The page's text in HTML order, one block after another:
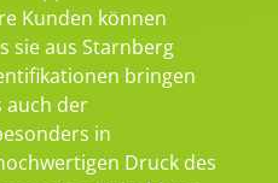
Kunden können
sie aus Starnberg
bringen
auch der
in
Druck des